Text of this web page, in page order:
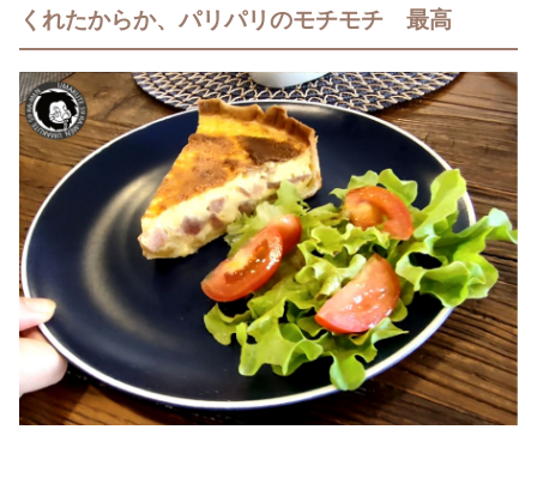
くれたからか、パリパリのモチモチ 最高